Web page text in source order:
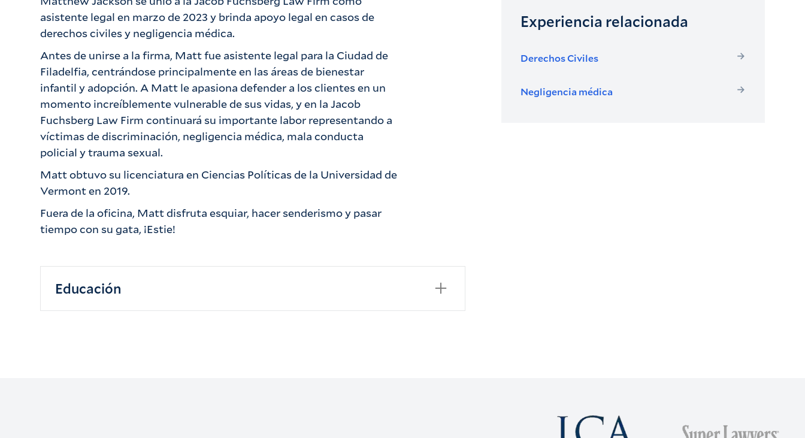
asistente legal en marzo de 2023 y brinda apoyo legal en casos de
derechos civiles y negligencia médica.
Antes de unirse a la firma, Matt fue asistente legal para la Ciudad de
Filadelfia, centrándose principalmente en las áreas de bienestar
infantil y adopción. A Matt le apasiona defender a los clientes en un
momento increíblemente vulnerable de sus vidas, y en la Jacob
Fuchsberg Law Firm continuará su importante labor representando a
víctimas de discriminación, negligencia médica, mala conducta
policial y trauma sexual.
Matt obtuvo su licenciatura en Ciencias Políticas de la Universidad de
Vermont en 2019.
Fuera de la oficina, Matt disfruta esquiar, hacer senderismo y pasar
tiempo con su gata, ¡Estie!
Educación
Experiencia relacionada
Derechos Civiles
Negligencia médica